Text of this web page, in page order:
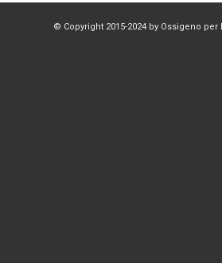
© Copyright 2015-2024 by Ossigeno